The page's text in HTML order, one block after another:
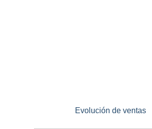
Evolución de ventas